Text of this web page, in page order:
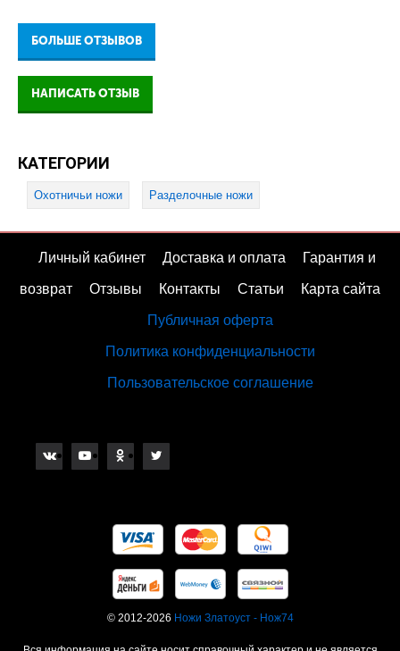
БОЛЬШЕ ОТЗЫВОВ
НАПИСАТЬ ОТЗЫВ
КАТЕГОРИИ
Охотничьи ножи Разделочные ножи
Личный кабинет Доставка и оплата Гарантия и
возврат Отзывы Контакты Статьи Карта сайта
Публичная оферта
Политика конфиденциальности
Пользовательское соглашение
© 2012-2026 Ножи Златоуст - Нож74